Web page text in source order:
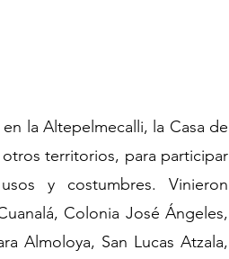
la Altepelmecalli, la Casa de
territorios, para participar
y costumbres. Vinieron
Colonia José Ángeles,
Almoloya, San Lucas Atzala,